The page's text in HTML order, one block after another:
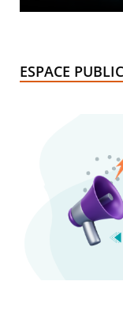
ESPACE